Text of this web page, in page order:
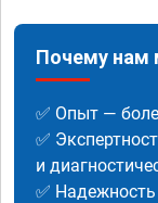
Почему нам
✅ Опыт —
✅
и
✅